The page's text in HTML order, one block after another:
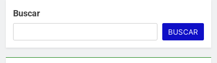
Buscar
BUSCAR